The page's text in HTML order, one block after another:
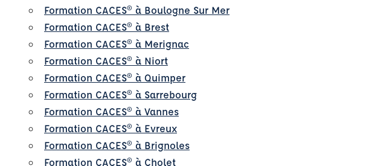
Formation CACES® à Boulogne Sur Mer
Formation CACES® à Brest
Formation CACES® à Merignac
Formation CACES® à Niort
Formation CACES® à Quimper
Formation CACES® à Sarrebourg
Formation CACES® à Vannes
Formation CACES® à Evreux
Formation CACES® à Brignoles
Formation CACES® à Cholet